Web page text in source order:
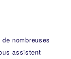
nombreuses
assistent